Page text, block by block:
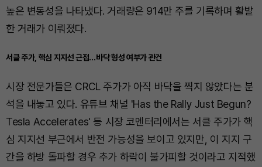
높은 변동성을 나타냈다. 거래량은 914만 주를 기록하며 활발
한 거래가 이뤄졌다.
서클 주가, 핵심 지지선 근접…바닥 형성 여부가 관건
시장 전문가들은 CRCL 주가가 아직 바닥을 찍지 않았다는 분
석을 내놓고 있다. 유튜브 채널 'Has the Rally Just Begun?
Tesla Accelerates' 등 시장 코멘터리에서는 서클 주가가 핵
심 지지선 부근에서 반전 가능성을 보이고 있지만, 이 지지 구
간을 하방 돌파할 경우 추가 하락이 불가피할 것이라고 지적했